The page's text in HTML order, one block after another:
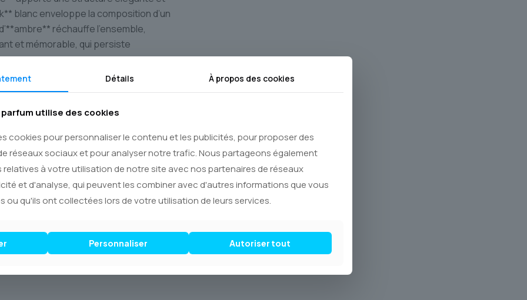
blanc enveloppe la composition d’un
réchauffe l’ensemble,
et mémorable, qui persiste
qui font la renommée du
passion des fragrances uniques pour
Chaque flacon est une promesse
NINA et laissez cette fragrance
d’une **livraison rapide et
pour recevoir votre trésor
Pretty Nina qui est en vous :
Détails À propos des cookies
parfum utilise des cookies
cookies pour personnaliser le contenu et les publicités, pour proposer des
réseaux sociaux et pour analyser notre trafic. Nous partageons également
à votre utilisation de notre site avec nos partenaires de réseaux
et d'analyse, qui peuvent les combiner avec d'autres informations que vous
ou qu'ils ont collectées lors de votre utilisation de leurs services.
Personnaliser Autoriser tout